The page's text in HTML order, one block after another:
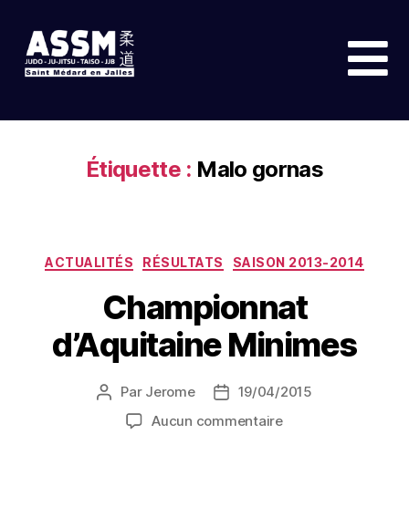
Étiquette : Malo gornas
ACTUALITÉS RÉSULTATS SAISON 2013-2014
Championnat
d’Aquitaine Minimes
Par Jerome
19/04/2015
Aucun commentaire